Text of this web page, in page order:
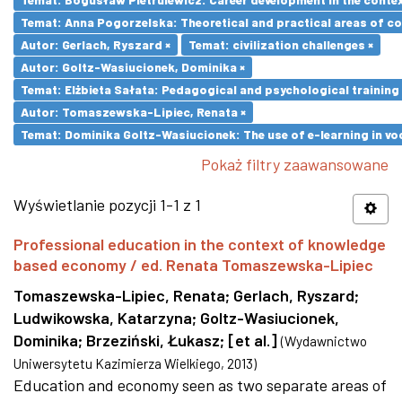
Temat: Anna Pogorzelska: Theoretical and practical areas of
Autor: Gerlach, Ryszard ×
Temat: civilization challenges ×
Autor: Goltz-Wasiucionek, Dominika ×
Temat: Elżbieta Sałata: Pedagogical and psychological
Autor: Tomaszewska-Lipiec, Renata ×
Temat: Dominika Goltz-Wasiucionek: The use of e-learning in
Pokaż filtry zaawansowane
Wyświetlanie pozycji 1-1 z 1
Professional education in the context of knowledge
based economy / ed. Renata Tomaszewska-Lipiec
Tomaszewska-Lipiec, Renata; Gerlach, Ryszard;
Ludwikowska, Katarzyna; Goltz-Wasiucionek,
Dominika; Brzeziński, Łukasz; [et al.] (Wydawnictwo
Uniwersytetu Kazimierza Wielkiego, 2013)
Education and economy seen as two separate areas of